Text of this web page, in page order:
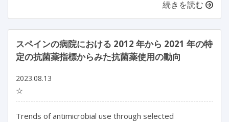
続きを読む
スペインの病院における 2012 年から 2021 年の特
定の抗菌薬指標からみた抗菌薬使用の動向
2023.08.13
☆
Trends of antimicrobial use through selected